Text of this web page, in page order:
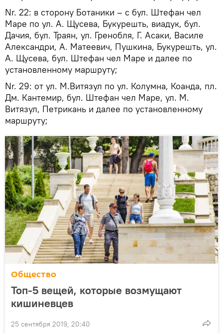
Nr. 22: в сторону Ботаники – с бул. Штефан чел
Маре по ул. А. Щусева, Букурешть, виадук, бул.
Дачия, бул. Траян, ул. Гренобля, Г. Асаки, Василе
Александри, А. Матеевич, Пушкина, Букурешть, ул.
А. Щусева, бул. Штефан чел Маре и далее по
установленному маршруту;
Nr. 29: от ул. М.Витязул по ул. Колумна, Коанда, пл.
Дм. Кантемир, бул. Штефан чел Маре, ул. М.
Витязул, Петрикань и далее по установленному
маршруту;
Общество
Топ-5 вещей, которые возмущают
кишиневцев
25 сентября 2019, 20:40